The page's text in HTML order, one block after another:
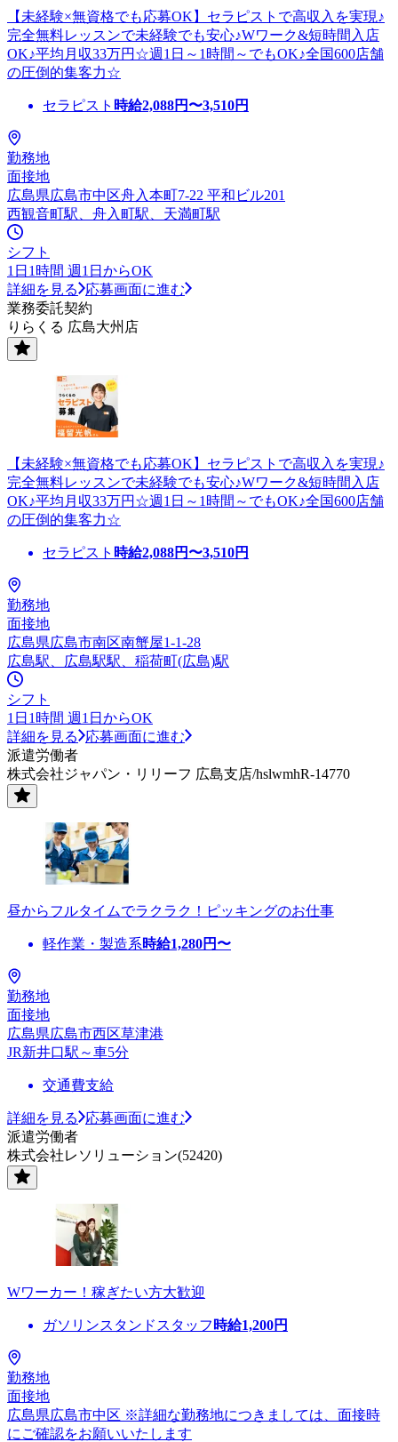
【未経験×無資格でも応募OK】セラピストで高収入を実現♪
完全無料レッスンで未経験でも安心♪Wワーク&短時間入店
OK♪平均月収33万円☆週1日～1時間～でもOK♪全国600店舗
の圧倒的集客力☆
セラピスト 時給2,088円〜3,510円
勤務地
面接地
広島県広島市中区舟入本町7-22 平和ビル201
西観音町駅、舟入町駅、天満町駅
シフト
1日1時間 週1日からOK
詳細を見る
応募画面に進む
業務委託契約
りらくる 広島大州店
【未経験×無資格でも応募OK】セラピストで高収入を実現♪
完全無料レッスンで未経験でも安心♪Wワーク&短時間入店
OK♪平均月収33万円☆週1日～1時間～でもOK♪全国600店舗
の圧倒的集客力☆
セラピスト 時給2,088円〜3,510円
勤務地
面接地
広島県広島市南区南蟹屋1-1-28
広島駅、広島駅駅、稲荷町(広島)駅
シフト
1日1時間 週1日からOK
詳細を見る
応募画面に進む
派遣労働者
株式会社ジャパン・リリーフ 広島支店/hslwmhR-14770
昼からフルタイムでラクラク！ピッキングのお仕事
軽作業・製造系時給1,280円〜
勤務地
面接地
広島県広島市西区草津港
JR新井口駅～車5分
交通費支給
詳細を見る
応募画面に進む
派遣労働者
株式会社レソリューション(52420)
Wワーカー！稼ぎたい方大歓迎
ガソリンスタンドスタッフ 時給1,200円
勤務地
面接地
広島県広島市中区 ※詳細な勤務地につきましては、面接時
にご確認をお願いいたします